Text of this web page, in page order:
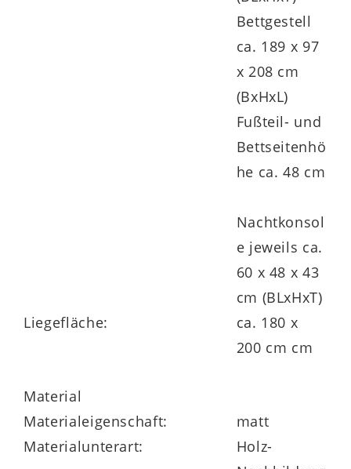
umfangreiche Planungsvielfalt
klimaneutral in Deutschland produziert
Bettgestell
ca. 189 x 97
x 208 cm
(BxHxL)
Fußteil- und
Bettseitenhö
he ca. 48 cm
Nachtkonsol
e jeweils ca.
60 x 48 x 43
cm (BLxHxT)
Liegefläche:
ca. 180 x
200 cm cm
Material
Materialeigenschaft:
matt
Materialunterart:
Holz-